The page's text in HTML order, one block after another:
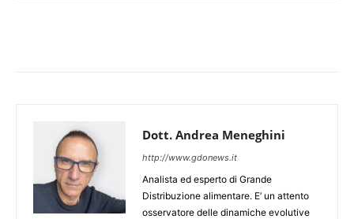
Dott. Andrea Meneghini
http://www.gdonews.it
Analista ed esperto di Grande
Distribuzione alimentare. E’ un attento
osservatore delle dinamiche evolutive